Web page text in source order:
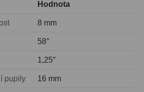
Hodnota
8 mm
58°
1,25″
pupily 16 mm